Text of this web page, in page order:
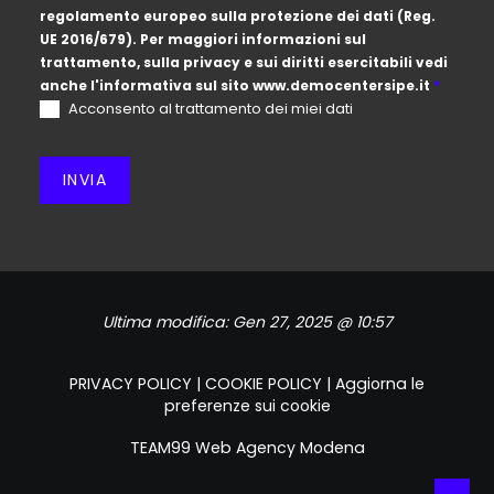
regolamento europeo sulla protezione dei dati (Reg.
UE 2016/679). Per maggiori informazioni sul
trattamento, sulla privacy e sui diritti esercitabili vedi
anche l'informativa sul sito www.democentersipe.it *
Acconsento al trattamento dei miei dati
INVIA
Ultima modifica: Gen 27, 2025 @ 10:57
PRIVACY POLICY | COOKIE POLICY | Aggiorna le
preferenze sui cookie
TEAM99 Web Agency Modena